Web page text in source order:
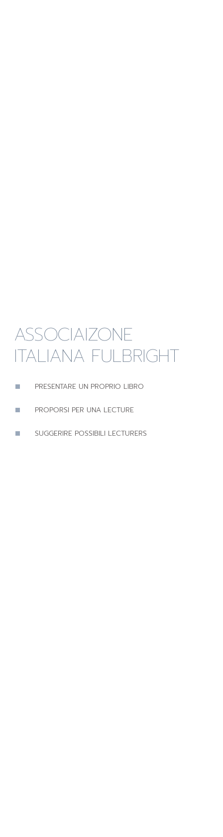
ASSOCIAIZONE
ITALIANA FULBRIGHT
PRESENTARE UN PROPRIO LIBRO
PROPORSI PER UNA LECTURE
SUGGERIRE POSSIBILI LECTURERS